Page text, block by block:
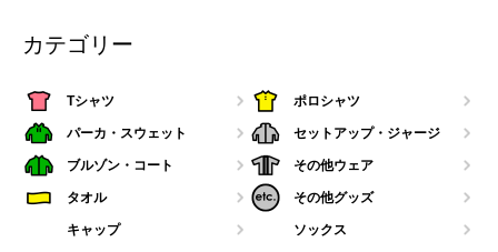
カテゴリー
Tシャツ ポロシャツ
パーカ・スウェット セットアップ・ジャージ
ブルゾン・コート その他ウェア
タオル その他グッズ
キャップ ソックス